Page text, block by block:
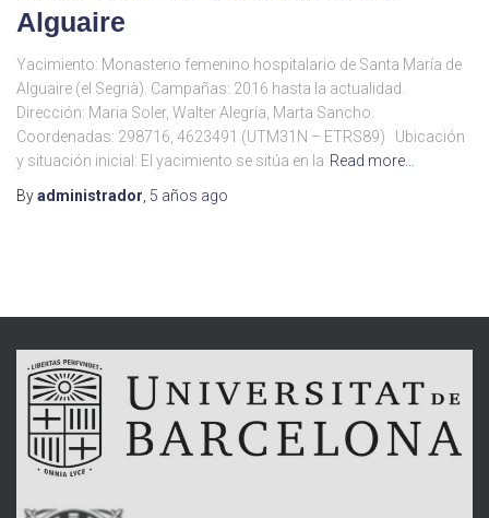
Alguaire
Yacimiento: Monasterio femenino hospitalario de Santa María de
Alguaire (el Segrià). Campañas: 2016 hasta la actualidad.
Dirección: Maria Soler, Walter Alegría, Marta Sancho.
Coordenadas: 298716, 4623491 (UTM31N – ETRS89) Ubicación
y situación inicial: El yacimiento se sitúa en la Read more…
Byadministrador 5 años ago